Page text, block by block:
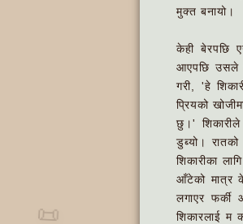
मुक्त बनायो।
केही बेरपछि
आएपछि उसले
गरी, 'हे
प्रियको
छु।'
डुब्यो।
शिकारीका
आँटेको मात्र
लगाएर
शिकारलाई म
📜